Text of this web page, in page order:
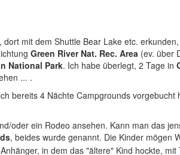
, dort mit dem Shuttle Bear Lake etc.
Green River Nat. Rec. Area (ev. über
National Park. Ich habe überlegt, 2 Tage in
... .
bereits 4 Nächte Campgrounds
oder ein Rodeo ansehen. Kann man das
, beides wurde genannt. Die Kinder mögen
in dem das "ältere" Kind hockte,